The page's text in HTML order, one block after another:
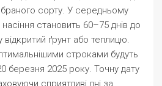
сорту. У середньому
становить 60–75 днів до
ґрунт або теплицю.
строками будуть
березня 2025 року. Точну дату
сприятливі дні за